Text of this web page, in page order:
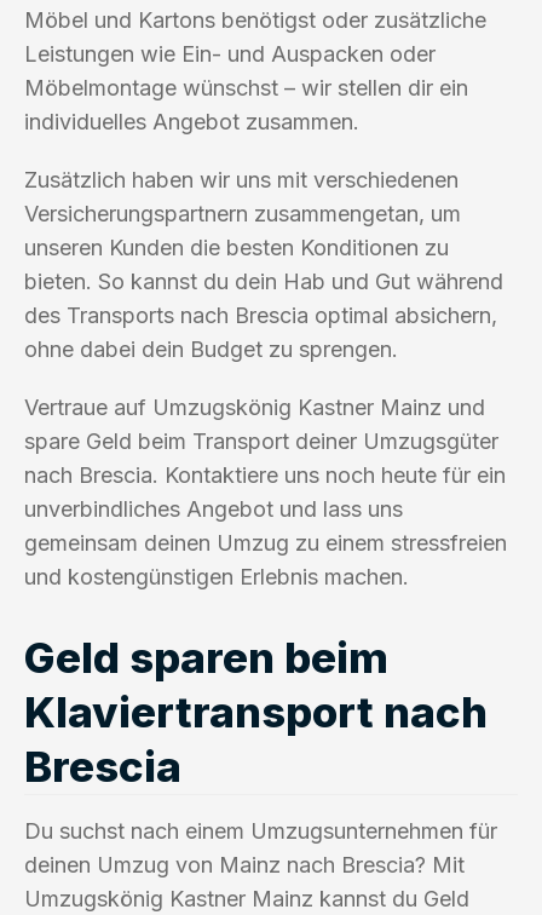
Möbel und Kartons benötigst oder zusätzliche
Leistungen wie Ein- und Auspacken oder
Möbelmontage wünschst – wir stellen dir ein
individuelles Angebot zusammen.
Zusätzlich haben wir uns mit verschiedenen
Versicherungspartnern zusammengetan, um
unseren Kunden die besten Konditionen zu
bieten. So kannst du dein Hab und Gut während
des Transports nach Brescia optimal absichern,
ohne dabei dein Budget zu sprengen.
Vertraue auf Umzugskönig Kastner Mainz und
spare Geld beim Transport deiner Umzugsgüter
nach Brescia. Kontaktiere uns noch heute für ein
unverbindliches Angebot und lass uns
gemeinsam deinen Umzug zu einem stressfreien
und kostengünstigen Erlebnis machen.
Geld sparen beim
Klaviertransport nach
Brescia
Du suchst nach einem Umzugsunternehmen für
deinen Umzug von Mainz nach Brescia? Mit
Umzugskönig Kastner Mainz kannst du Geld